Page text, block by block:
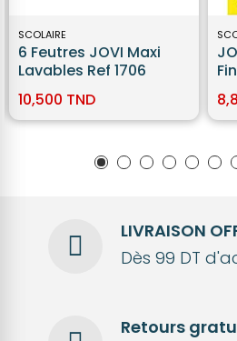
SCOLAIRE
6 Feutres JOVI Maxi
Lavables Ref 1706
10,500 TND
LIVRAISON
Dès 99 DT
Retours